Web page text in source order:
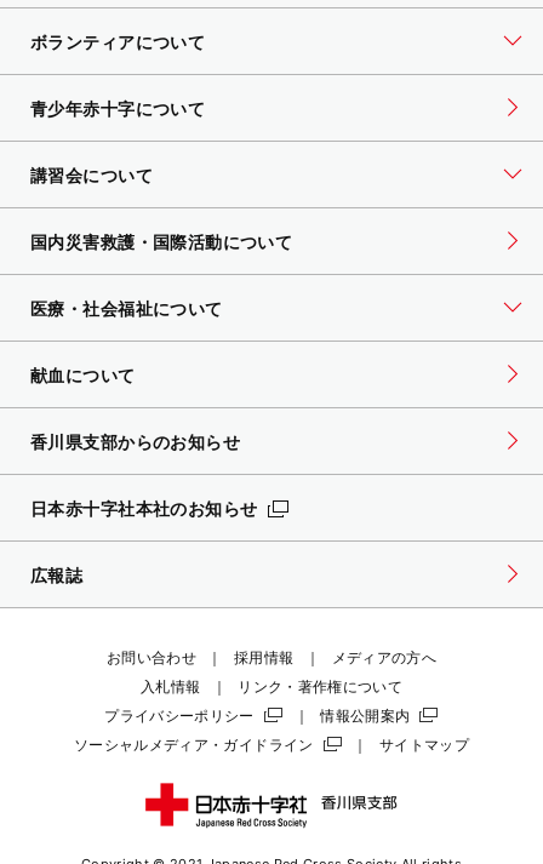
ボランティアについて
青少年赤十字について
講習会について
国内災害救護・国際活動について
医療・社会福祉について
献血について
香川県支部からのお知らせ
日本赤十字社本社のお知らせ
広報誌
お問い合わせ 採用情報
メディアの方へ
入札情報
リンク・著作権について
プライバシーポリシー
情報公開案内
ソーシャルメディア・ガイドライン
サイトマップ